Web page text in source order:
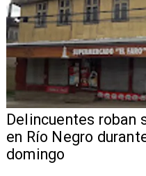
Delincuentes roban
en Río Negro
domingo